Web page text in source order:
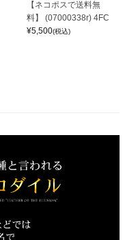
【ネコポスで送料無
料】 (07000338r) 4FC
¥5,500(税込)